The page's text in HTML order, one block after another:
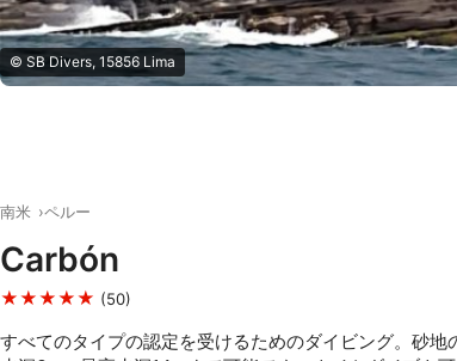
© SB Divers, 15856 Lima
南米 ペルー
Carbón
★★★★★ (50)
すべてのタイプの認定を受けるためのダイビング。砂地